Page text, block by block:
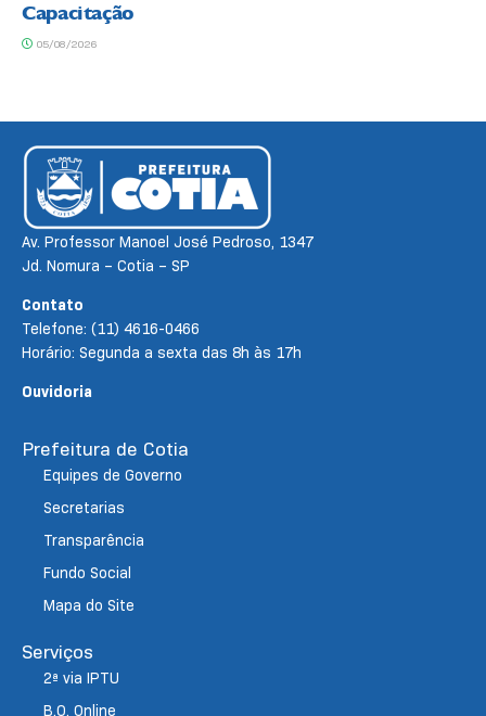
Capacitação
05/08/2026
Av. Professor Manoel José Pedroso, 1347
Jd. Nomura – Cotia – SP
Contato
Telefone: (11) 4616-0466
Horário: Segunda a sexta das 8h às 17h
Ouvidoria
Prefeitura de Cotia
Equipes de Governo
Secretarias
Transparência
Fundo Social
Mapa do Site
Serviços
2ª via IPTU
B.O. Online